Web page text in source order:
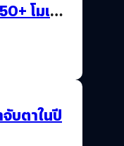
โมเดล
บตาในปี